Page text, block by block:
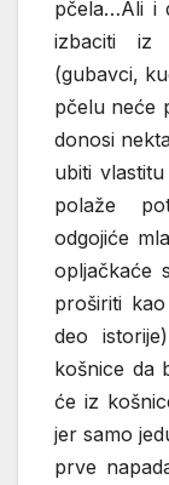
pčela…Ali i
izbaciti iz
(gubavci,
pčelu neće
donosi
ubiti
polaže
odgojiće
opljačkaće
proširiti
deo
košnice da
će iz
jer samo
prve